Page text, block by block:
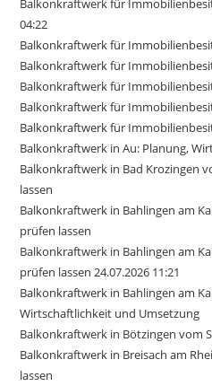
Balkonkraftwerk für
04:22
Balkonkraftwerk für
Balkonkraftwerk für
Balkonkraftwerk für
Balkonkraftwerk für
Balkonkraftwerk für
Balkonkraftwerk in Au: Planung,
Balkonkraftwerk in Bad Krozingen
lassen
Balkonkraftwerk in Bahlingen am
prüfen lassen
Balkonkraftwerk in Bahlingen am
prüfen lassen 24.07.2026 11:21
Balkonkraftwerk in Bahlingen am
Wirtschaftlichkeit und Umsetzung
Balkonkraftwerk in Bötzingen vom
Balkonkraftwerk in Breisach am
lassen